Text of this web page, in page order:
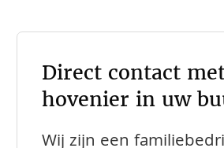
Direct contact
hovenier in uw